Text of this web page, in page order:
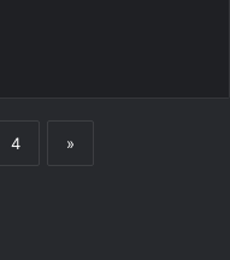
4 »